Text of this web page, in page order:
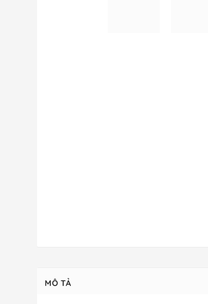
MÔ TẢ